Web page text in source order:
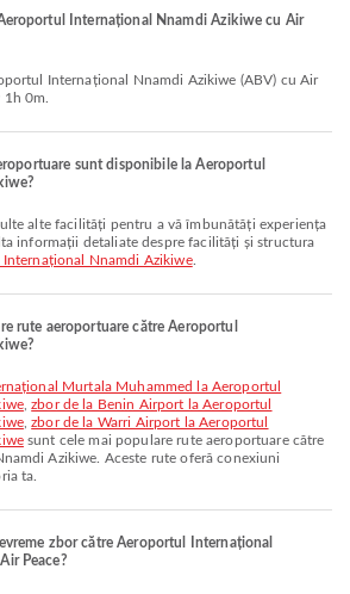
Internațional Nnamdi Azikiwe cu Air
0m.
sunt disponibile la Aeroportul
informații detaliate despre facilități și structura
Nnamdi Azikiwe.
rute aeroportuare către Aeroportul
,zbor de la Benin Airport la Aeroportul
,zbor de la Warri Airport la Aeroportul
sunt cele mai populare rute aeroportuare către
Azikiwe. Aceste rute oferă conexiuni
ta.
zbor către Aeroportul Internațional
Peace?